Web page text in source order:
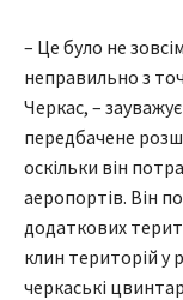
– Це було не
неправильно з
Черкас, –
передбачене
оскільки він
аеропортів. Він
додаткових
клин територій у
черкаські